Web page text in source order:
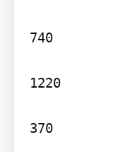
740
1220
370